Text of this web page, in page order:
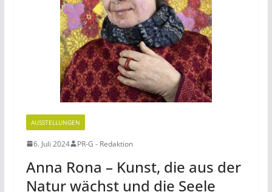
AUSSTELLUNGEN
6. Juli 2024 PR-G - Redaktion
Anna Rona – Kunst, die aus der
Natur wächst und die Seele